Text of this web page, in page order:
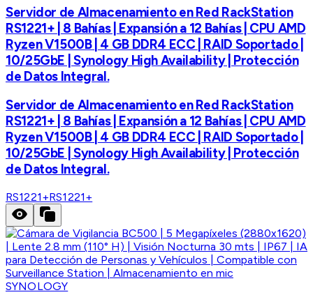
Servidor de Almacenamiento en Red RackStation
RS1221+ | 8 Bahías | Expansión a 12 Bahías | CPU AMD
Ryzen V1500B | 4 GB DDR4 ECC | RAID Soportado |
10/25GbE | Synology High Availability | Protección
de Datos Integral.
Servidor de Almacenamiento en Red RackStation
RS1221+ | 8 Bahías | Expansión a 12 Bahías | CPU AMD
Ryzen V1500B | 4 GB DDR4 ECC | RAID Soportado |
10/25GbE | Synology High Availability | Protección
de Datos Integral.
RS1221+RS1221+
SYNOLOGY